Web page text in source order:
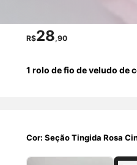
R$28,90
1 rolo de fio de veludo de
Cor: Seção Tingida Rosa